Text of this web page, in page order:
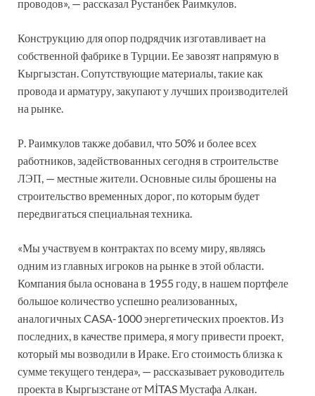
проводов», — рассказал Рустанбек Раимкулов.
Конструкцию для опор подрядчик изготавливает на
собственной фабрике в Турции. Ее завозят напрямую в
Кыргызстан. Сопутствующие материалы, такие как
провода и арматуру, закупают у лучших производителей
на рынке.
Р. Раимкулов также добавил, что 50% и более всех
работников, задействованных сегодня в строительстве
ЛЭП, — местные жители. Основные силы брошены на
строительство временных дорог, по которым будет
передвигаться специальная техника.
«‎Мы участвуем в контрактах по всему миру, являясь
одним из главных игроков на рынке в этой области.
Компания была основана в 1955 году, в нашем портфеле
большое количество успешно реализованных,
аналогичных CASA-1000 энергетических проектов. Из
последних, в качестве примера, я могу привести проект,
который мы возводили в Ираке. Его стоимость близка к
сумме текущего тендера», — рассказывает руководитель
проекта в Кыргызстане от MİTAS Мустафа Алкан.